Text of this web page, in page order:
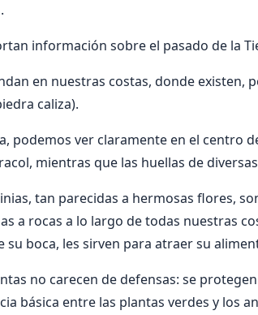
información sobre el pasado de la
en nuestras costas, donde existen,
caliza).
podemos ver claramente en el centro
mientras que las huellas de
tan parecidas a hermosas flores,
a rocas a lo largo de todas nuestras
su boca, les sirven para atraer su
no carecen de defensas: se
básica entre las plantas verdes y los